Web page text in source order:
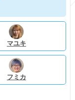
マユキ
フミカ